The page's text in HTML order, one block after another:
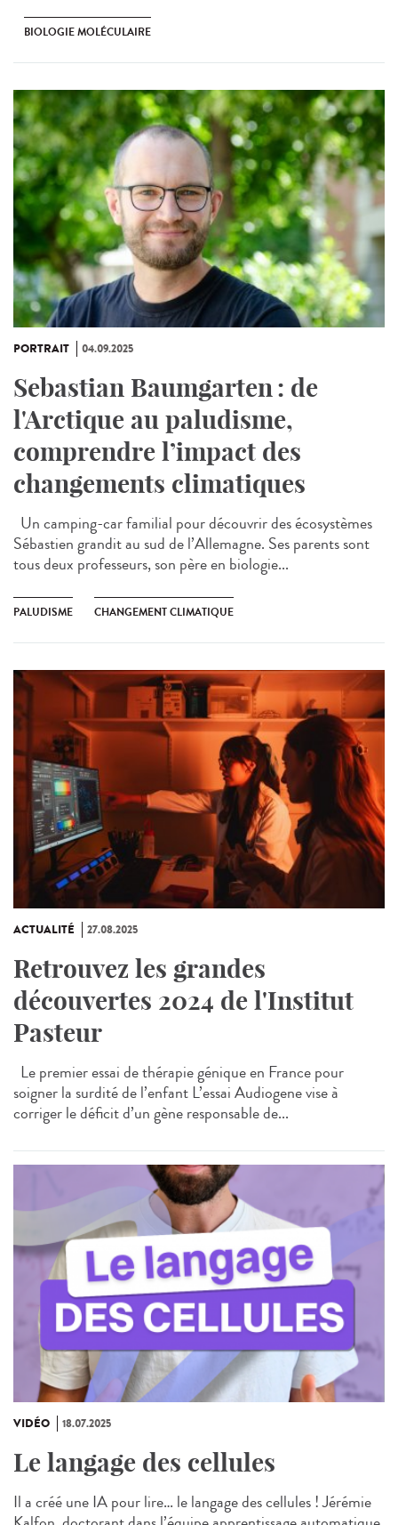
BIOLOGIE MOLÉCULAIRE
PORTRAIT 04.09.2025
Sebastian Baumgarten : de
l'Arctique au paludisme,
comprendre l’impact des
changements climatiques
Un camping-car familial pour découvrir des écosystèmes
Sébastien grandit au sud de l’Allemagne. Ses parents sont
tous deux professeurs, son père en biologie...
PALUDISME CHANGEMENT CLIMATIQUE
ACTUALITÉ 27.08.2025
Retrouvez les grandes
découvertes 2024 de l'Institut
Pasteur
Le premier essai de thérapie génique en France pour
soigner la surdité de l’enfant L’essai Audiogene vise à
corriger le déficit d’un gène responsable de...
VIDÉO 18.07.2025
Le langage des cellules
Il a créé une IA pour lire… le langage des cellules ! Jérémie